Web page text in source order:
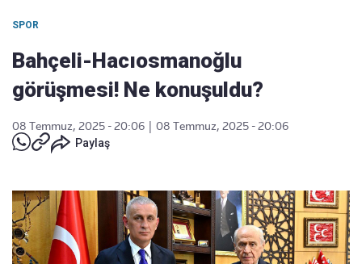
SPOR
Bahçeli-Hacıosmanoğlu
görüşmesi! Ne konuşuldu?
08 Temmuz, 2025 - 20:06
08 Temmuz, 2025 - 20:06
Paylaş